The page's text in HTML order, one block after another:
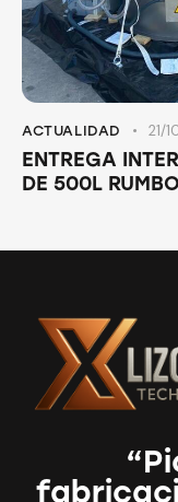
ACTUALIDAD 21/
ENTREGA
DE 500L